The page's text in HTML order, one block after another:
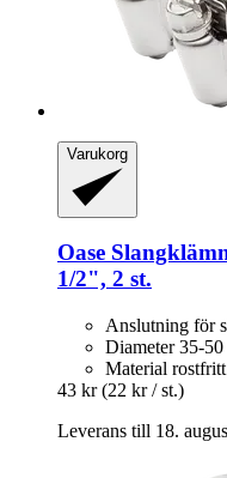
Varukorg
Oase
1/2", 2 st.
Anslutning för
Diameter 35-
Material rostfritt
43 kr (22 kr / st.)
Leverans till 18.